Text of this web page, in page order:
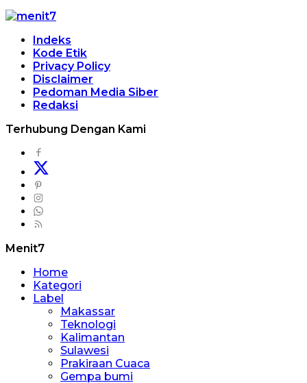
Indeks
Kode Etik
Privacy Policy
Disclaimer
Pedoman Media Siber
Redaksi
Terhubung Dengan Kami
Menit7
Home
Kategori
Label
Makassar
Teknologi
Kalimantan
Sulawesi
Prakiraan Cuaca
Gempa bumi